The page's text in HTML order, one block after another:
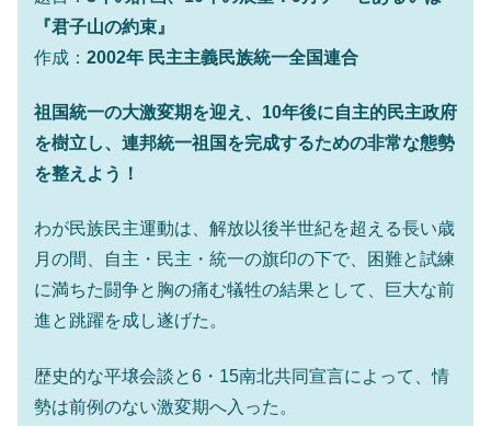
『君子山の約束』
作成： 2002年 民主主義民族統一全国連合
祖国統一の大激変期を迎え、10年後に自主的民主政府
を樹立し、連邦統一祖国を完成するための非常な態勢
を整えよう！
わが民族民主運動は、解放以後半世紀を超える長い歳
月の間、自主・民主・統一の旗印の下で、困難と試練
に満ちた闘争と胸の痛む犠牲の結果として、巨大な前
進と跳躍を成し遂げた。
歴史的な平壌会談と6・15南北共同宣言によって、情
勢は前例のない激変期へ入った。